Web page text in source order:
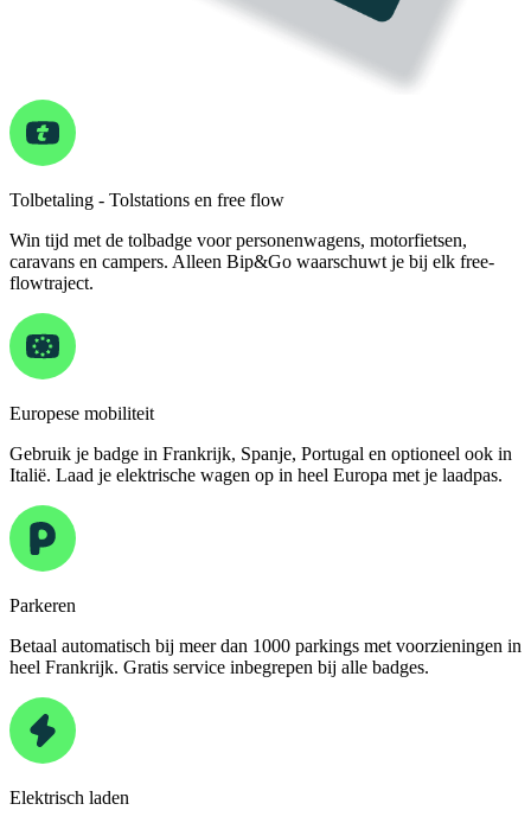
Tolbetaling - Tolstations en free flow
Win tijd met de tolbadge voor personenwagens, motorfietsen,
caravans en campers. Alleen Bip&Go waarschuwt je bij elk free-
flowtraject.
Europese mobiliteit
Gebruik je badge in Frankrijk, Spanje, Portugal en optioneel ook in
Italië. Laad je elektrische wagen op in heel Europa met je laadpas.
Parkeren
Betaal automatisch bij meer dan 1000 parkings met voorzieningen in
heel Frankrijk. Gratis service inbegrepen bij alle badges.
Elektrisch laden